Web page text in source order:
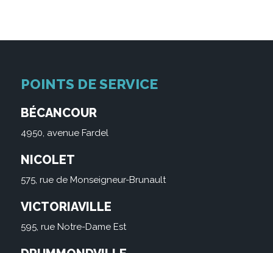
POINTS DE SERVICE
BÉCANCOUR
4950, avenue Fardel
NICOLET
575, rue de Monseigneur-Brunault
VICTORIAVILLE
595, rue Notre-Dame Est